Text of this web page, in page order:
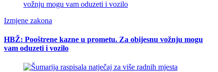
Izmjene zakona
HBŽ: Pooštrene kazne u prometu. Za obijesnu vožnju mogu
vam oduzeti i vozilo